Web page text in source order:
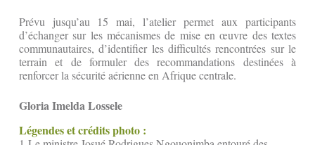
Prévu jusqu’au 15 mai, l’atelier permet aux participants
d’échanger sur les mécanismes de mise en œuvre des textes
communautaires, d’identifier les difficultés rencontrées sur le
terrain et de formuler des recommandations destinées à
renforcer la sécurité aérienne en Afrique centrale.
Gloria Imelda Lossele
Légendes et crédits photo :